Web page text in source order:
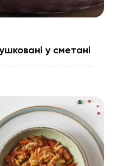
у сметані